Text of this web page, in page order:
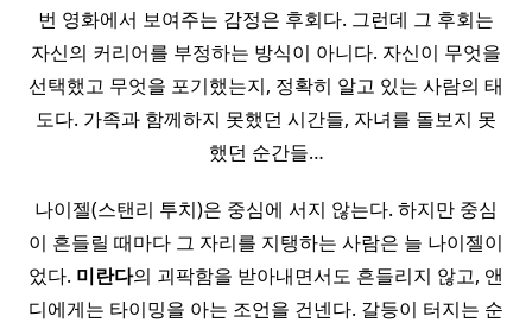
번 영화에서 보여주는 감정은 후회다. 그런데 그 후회는
자신의 커리어를 부정하는 방식이 아니다. 자신이 무엇을
선택했고 무엇을 포기했는지, 정확히 알고 있는 사람의 태
도다. 가족과 함께하지 못했던 시간들, 자녀를 돌보지 못
했던 순간들…
나이젤(스탠리 투치)은 중심에 서지 않는다. 하지만 중심
이 흔들릴 때마다 그 자리를 지탱하는 사람은 늘 나이젤이
었다. 미란다의 괴팍함을 받아내면서도 흔들리지 않고, 앤
디에게는 타이밍을 아는 조언을 건넨다. 갈등이 터지는 순